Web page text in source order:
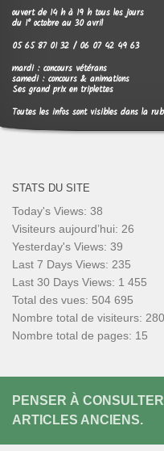
ouvert de 14 h à 19 h tous les jours
du 1° octobre au 30 avril
05 65 87 01 32 / 06 07 42 49 63
mardi : concours vétérans
samedi : concours & animations
Ses grand prix en triplettes
Toutes les infos sont visibles dans la
STATS DU SITE
Today's Views: 38
Visiteurs aujourd’hui: 26
Yesterday's Views: 39
Last 7 Days Views: 235
Last 30 Days Views: 1 455
Total des vues: 504 695
Nombre total de visiteurs:
Nombre total de pages: 15
PENSER À
ARTICLES ANCIENS.